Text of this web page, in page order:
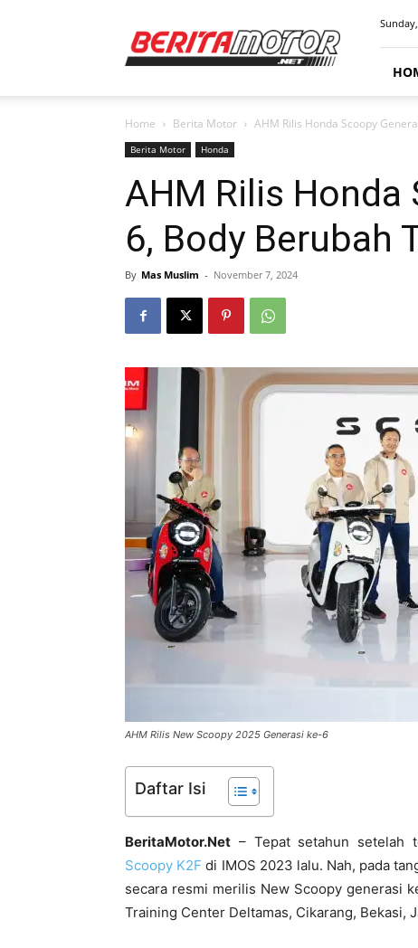
Home Berita Motor AHM Rilis Honda Scoopy
Berita Motor Honda
AHM Rilis Honda
6, Body Berubah
By Mas Muslim - November 7, 2024
AHM Rilis New Scoopy 2025 Generasi ke-6
Daftar Isi
BeritaMotor.Net – Tepat setahun setelah
Scoopy K2F di IMOS 2023 lalu. Nah, pada
secara resmi merilis New Scoopy generasi
Training Center Deltamas, Cikarang, Bekasi,